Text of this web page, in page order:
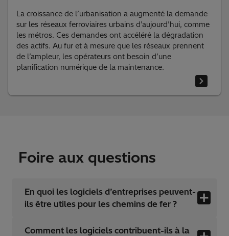
La croissance de l’urbanisation a augmenté la demande
sur les réseaux ferroviaires urbains d’aujourd’hui, comme
les métros. Ces demandes ont accéléré la dégradation
des actifs. Au fur et à mesure que les réseaux prennent
de l’ampleur, les opérateurs ont besoin d’une
planification numérique de la maintenance.
Foire aux questions
En quoi les logiciels d’entreprises peuvent-
ils être utiles pour les chemins de fer ?
Comment les logiciels contribuent-ils à la